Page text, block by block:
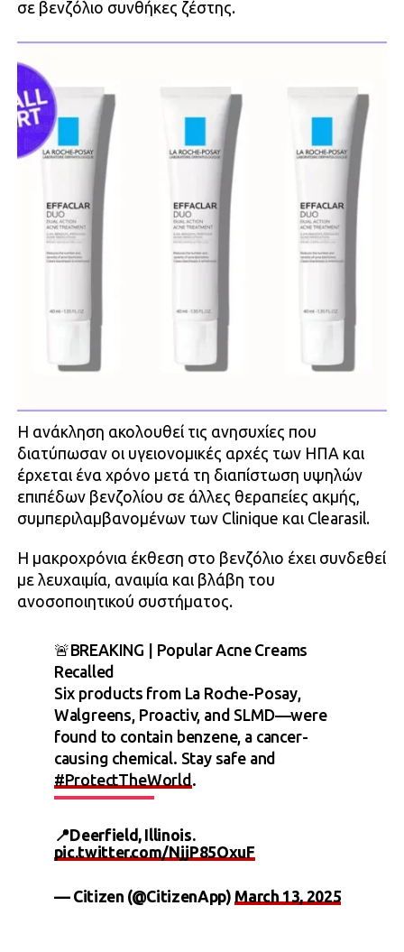
σε βενζόλιο συνθήκες ζέστης.
Η ανάκληση ακολουθεί τις ανησυχίες που
διατύπωσαν οι υγειονομικές αρχές των ΗΠΑ και
έρχεται ένα χρόνο μετά τη διαπίστωση υψηλών
επιπέδων βενζολίου σε άλλες θεραπείες ακμής,
συμπεριλαμβανομένων των Clinique και Clearasil.
Η μακροχρόνια έκθεση στο βενζόλιο έχει συνδεθεί
με λευχαιμία, αναιμία και βλάβη του
ανοσοποιητικού συστήματος.
🚨BREAKING | Popular Acne Creams
Recalled
Six products from La Roche-Posay,
Walgreens, Proactiv, and SLMD—were
found to contain benzene, a cancer-
causing chemical. Stay safe and
#ProtectTheWorld .
📍Deerfield, Illinois.
pic.twitter.com/NjjP85OxuF
— Citizen (@CitizenApp) March 13, 2025